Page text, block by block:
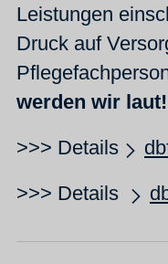
Leistungen
Druck auf
werden wir laut!
>>> Details
>>> Details